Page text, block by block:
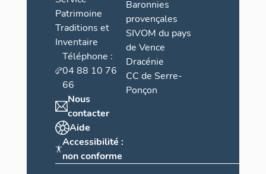
Patrimoine
Traditions et
Inventaire
Téléphone :
04 88 10 76
66
Nous
contacter
Aide
Accessibilité :
non conforme
Baronnies
provençales
SIVOM du pays
de Vence
Dracénie
CC de Serre-
Ponçon